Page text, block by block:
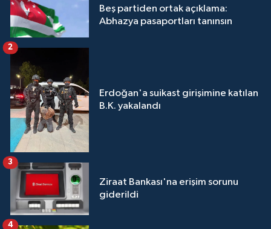
Beş partiden ortak açıklama:
Abhazya pasaportları tanınsın
Erdoğan'a suikast girişimine katılan
B.K. yakalandı
2
Ziraat Bankası'na erişim sorunu
giderildi
3
4